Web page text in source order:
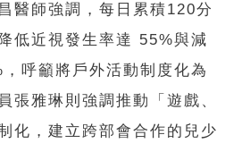
醫師強調，每日累積120分
低近視發生率達 55%與減
呼籲將戶外活動制度化為
張雅琳則強調推動「遊戲、
化，建立跨部會合作的兒少